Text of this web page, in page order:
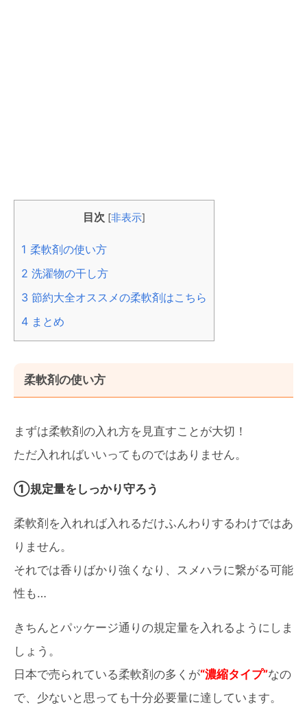
目次 [非表示]
1 柔軟剤の使い方
2 洗濯物の干し方
3 節約大全オススメの柔軟剤はこちら
4 まとめ
柔軟剤の使い方
まずは柔軟剤の入れ方を見直すことが大切！
ただ入れればいいってものではありません。
①規定量をしっかり守ろう
柔軟剤を入れれば入れるだけふんわりするわけではあ
りません。
それでは香りばかり強くなり、スメハラに繋がる可能
性も…
きちんとパッケージ通りの規定量を入れるようにしま
しょう。
日本で売られている柔軟剤の多くが“濃縮タイプ”なの
で、少ないと思っても十分必要量に達しています。